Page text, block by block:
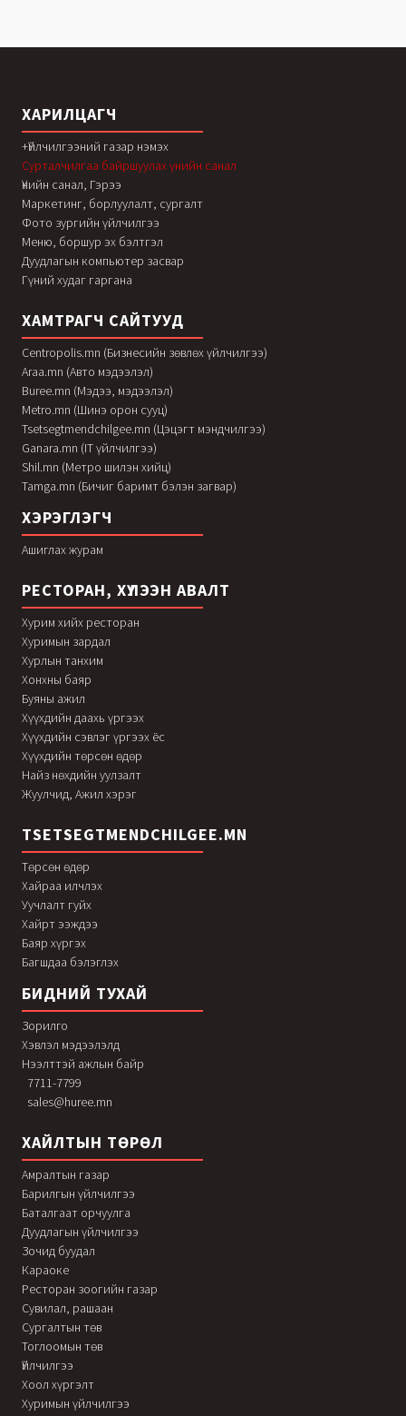
ХАРИЛЦАГЧ
+Үйлчилгээний газар нэмэх
Сурталчилгаа байршуулах үнийн санал
Үнийн санал, Гэрээ
Маркетинг, борлуулалт, сургалт
Фото зургийн үйлчилгээ
Меню, боршур эх бэлтгэл
Дуудлагын компьютер засвар
Гүний худаг гаргана
ХАМТРАГЧ САЙТУУД
Centropolis.mn (Бизнесийн зөвлөх үйлчилгээ)
Araa.mn (Авто мэдээлэл)
Buree.mn (Мэдээ, мэдээлэл)
Metro.mn (Шинэ орон сууц)
Tsetsegtmendchilgee.mn (Цэцэгт мэндчилгээ)
Ganara.mn (IT үйлчилгээ)
Shil.mn (Метро шилэн хийц)
Tamga.mn (Бичиг баримт бэлэн загвар)
ХЭРЭГЛЭГЧ
Ашиглах журам
РЕСТОРАН, ХҮЛЭЭН АВАЛТ
Хурим хийх ресторан
Хуримын зардал
Хурлын танхим
Хонхны баяр
Буяны ажил
Хүүхдийн даахь үргээх
Хүүхдийн сэвлэг үргээх ёс
Хүүхдийн төрсөн өдөр
Найз нөхдийн уулзалт
Жуулчид, Ажил хэрэг
TSETSEGTMENDCHILGEE.MN
Төрсөн өдөр
Хайраа илчлэх
Уучлалт гуйх
Хайрт ээждээ
Баяр хүргэх
Багшдаа бэлэглэх
БИДНИЙ ТУХАЙ
Зорилго
Хэвлэл мэдээлэлд
Нээлттэй ажлын байр
7711-7799
sales@huree.mn
ХАЙЛТЫН ТӨРӨЛ
Амралтын газар
Барилгын үйлчилгээ
Баталгаат орчуулга
Дуудлагын үйлчилгээ
Зочид буудал
Караоке
Ресторан зоогийн газар
Сувилал, рашаан
Сургалтын төв
Тоглоомын төв
Үйлчилгээ
Хоол хүргэлт
Хуримын үйлчилгээ